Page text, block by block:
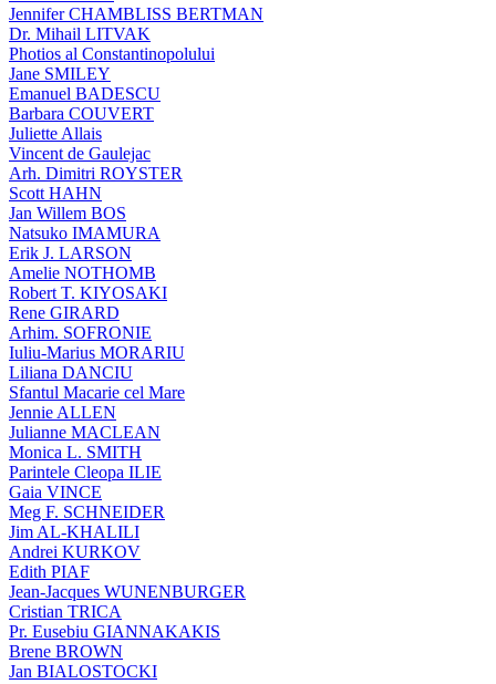
Jennifer CHAMBLISS BERTMAN
Dr. Mihail LITVAK
Photios al Constantinopolului
Jane SMILEY
Emanuel BADESCU
Barbara COUVERT
Juliette Allais
Vincent de Gaulejac
Arh. Dimitri ROYSTER
Scott HAHN
Jan Willem BOS
Natsuko IMAMURA
Erik J. LARSON
Amelie NOTHOMB
Robert T. KIYOSAKI
Rene GIRARD
Arhim. SOFRONIE
Iuliu-Marius MORARIU
Liliana DANCIU
Sfantul Macarie cel Mare
Jennie ALLEN
Julianne MACLEAN
Monica L. SMITH
Parintele Cleopa ILIE
Gaia VINCE
Meg F. SCHNEIDER
Jim AL-KHALILI
Andrei KURKOV
Edith PIAF
Jean-Jacques WUNENBURGER
Cristian TRICA
Pr. Eusebiu GIANNAKAKIS
Brene BROWN
Jan BIALOSTOCKI